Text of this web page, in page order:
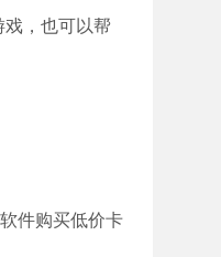
，也可以帮
件购买低价卡